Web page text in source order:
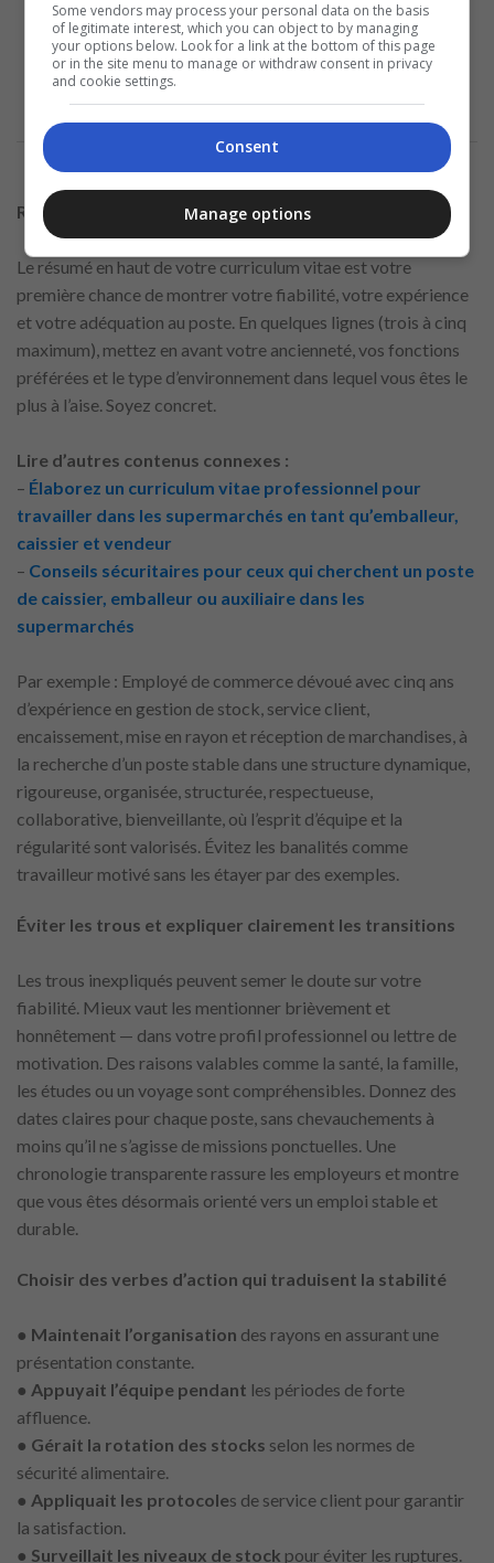
Rédiger un résumé professionnel qui inspire la stabilité
Le résumé en haut de votre curriculum vitae est votre
première chance de montrer votre fiabilité, votre expérience
et votre adéquation au poste. En quelques lignes (trois à cinq
maximum), mettez en avant votre ancienneté, vos fonctions
préférées et le type d’environnement dans lequel vous êtes le
plus à l’aise. Soyez concret.
Lire d’autres contenus connexes :
– Élaborez un curriculum vitae professionnel pour
travailler dans les supermarchés en tant qu’emballeur,
caissier et vendeur
– Conseils sécuritaires pour ceux qui cherchent un poste
de caissier, emballeur ou auxiliaire dans les
supermarchés
Par exemple : Employé de commerce dévoué avec cinq ans
d’expérience en gestion de stock, service client,
encaissement, mise en rayon et réception de marchandises, à
la recherche d’un poste stable dans une structure dynamique,
rigoureuse, organisée, structurée, respectueuse,
collaborative, bienveillante, où l’esprit d’équipe et la
régularité sont valorisés. Évitez les banalités comme
travailleur motivé sans les étayer par des exemples.
Éviter les trous et expliquer clairement les transitions
Les trous inexpliqués peuvent semer le doute sur votre
fiabilité. Mieux vaut les mentionner brièvement et
honnêtement — dans votre profil professionnel ou lettre de
motivation. Des raisons valables comme la santé, la famille,
les études ou un voyage sont compréhensibles. Donnez des
dates claires pour chaque poste, sans chevauchements à
moins qu’il ne s’agisse de missions ponctuelles. Une
chronologie transparente rassure les employeurs et montre
que vous êtes désormais orienté vers un emploi stable et
durable.
Choisir des verbes d’action qui traduisent la stabilité
● Maintenait l’organisation des rayons en assurant une
présentation constante.
● Appuyait l’équipe pendant les périodes de forte
affluence.
● Gérait la rotation des stocks selon les normes de
sécurité alimentaire.
● Appliquait les protocoles de service client pour garantir
la satisfaction.
● Surveillait les niveaux de stock pour éviter les ruptures.
Some vendors may process your personal data on the basis
of legitimate interest, which you can object to by managing
your options below. Look for a link at the bottom of this page
or in the site menu to manage or withdraw consent in privacy
and cookie settings.
Consent
Manage options